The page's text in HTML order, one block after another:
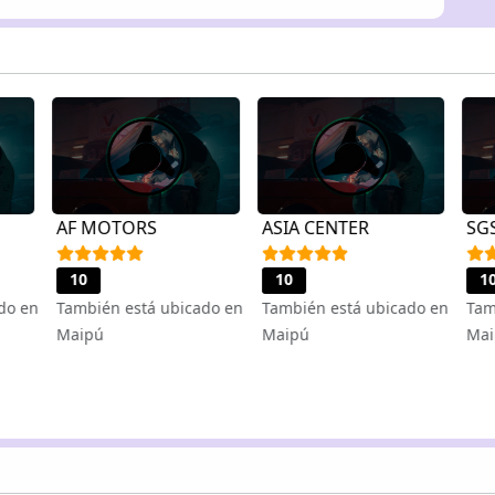
en
AF MOTORS
10
También está ubicado en
Maipú
ASIA CENTER
10
También está ubicado en
Maipú